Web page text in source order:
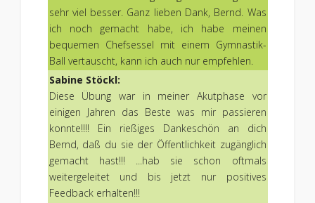
sehr viel besser. Ganz lieben Dank, Bernd. Was
ich noch gemacht habe, ich habe meinen
bequemen Chefsessel mit einem Gymnastik-
Ball vertauscht, kann ich auch nur empfehlen.
Sabine Stöckl:
Diese Übung war in meiner Akutphase vor
einigen Jahren das Beste was mir passieren
konnte!!!! Ein rießiges Dankeschön an dich
Bernd, daß du sie der Öffentlichkeit zugänglich
gemacht hast!!! ...hab sie schon oftmals
weitergeleitet und bis jetzt nur positives
Feedback erhalten!!!